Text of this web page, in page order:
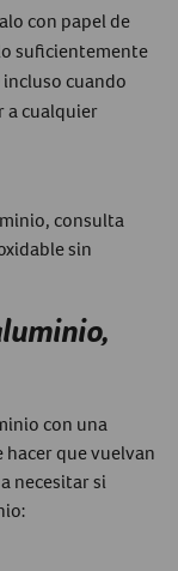
con papel de
suficientemente
cuando
a cualquier
consulta
sin
con una
hacer que vuelvan
necesitar si
: